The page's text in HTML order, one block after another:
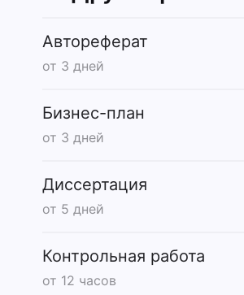
Автореферат
от 3 дней
Бизнес-план
от 3 дней
Диссертация
от 5 дней
Контрольная работа
от 12 часов